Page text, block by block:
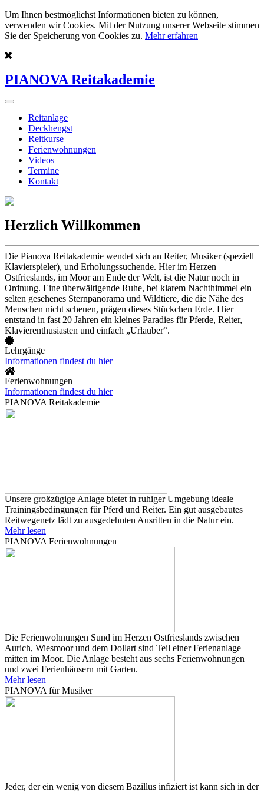
Um Ihnen bestmöglichst Informationen bieten zu können,
verwenden wir Cookies. Mit der Nutzung unserer Webseite stimmen
Sie der Speicherung von Cookies zu. Mehr erfahren
PIANOVA Reitakademie
Reitanlage
Deckhengst
Reitkurse
Ferienwohnungen
Videos
Termine
Kontakt
Herzlich Willkommen
Die Pianova Reitakademie wendet sich an Reiter, Musiker (speziell
Klavierspieler), und Erholungssuchende. Hier im Herzen
Ostfrieslands, im Moor am Ende der Welt, ist die Natur noch in
Ordnung. Eine überwältigende Ruhe, bei klarem Nachthimmel ein
selten gesehenes Sternpanorama und Wildtiere, die die Nähe des
Menschen nicht scheuen, prägen dieses Stückchen Erde. Hier
entstand in fast 20 Jahren ein kleines Paradies für Pferde, Reiter,
Klavierenthusiasten und einfach „Urlauber“.
Lehrgänge
Informationen findest du hier
Ferienwohnungen
Informationen findest du hier
PIANOVA Reitakademie
Unsere großzügige Anlage bietet in ruhiger Umgebung ideale
Trainingsbedingungen für Pferd und Reiter. Ein gut ausgebautes
Reitwegenetz lädt zu ausgedehnten Ausritten in die Natur ein.
Mehr lesen
PIANOVA Ferienwohnungen
Die Ferienwohnungen Sund im Herzen Ostfrieslands zwischen
Aurich, Wiesmoor und dem Dollart sind Teil einer Ferienanlage
mitten im Moor. Die Anlage besteht aus sechs Ferienwohnungen
und zwei Ferienhäusern mit Garten.
Mehr lesen
PIANOVA für Musiker
Jeder, der ein wenig von diesem Bazillus infiziert ist kann sich in der